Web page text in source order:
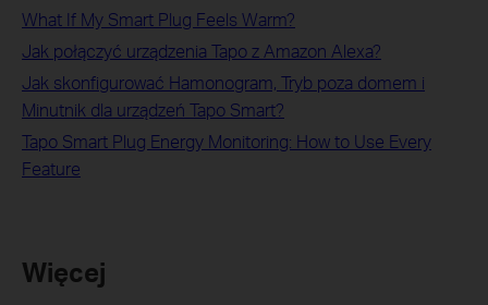
What If My Smart Plug Feels Warm?
Jak połączyć urządzenia Tapo z Amazon Alexa?
Jak skonfigurować Hamonogram, Tryb poza domem i
Minutnik dla urządzeń Tapo Smart?
Tapo Smart Plug Energy Monitoring: How to Use Every
Feature
Więcej